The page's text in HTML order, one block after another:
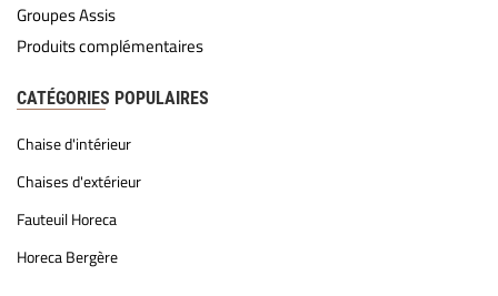
Groupes Assis
Produits complémentaires
CATÉGORIES POPULAIRES
Chaise d'intérieur
Chaises d'extérieur
Fauteuil Horeca
Horeca Bergère